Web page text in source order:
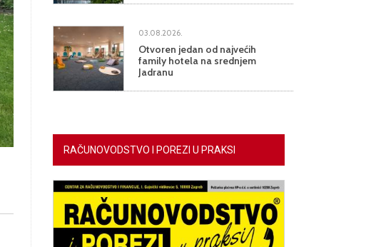
03.08.2026.
Otvoren jedan od najvećih
family hotela na srednjem
Jadranu
RAČUNOVODSTVO I POREZI U PRAKSI